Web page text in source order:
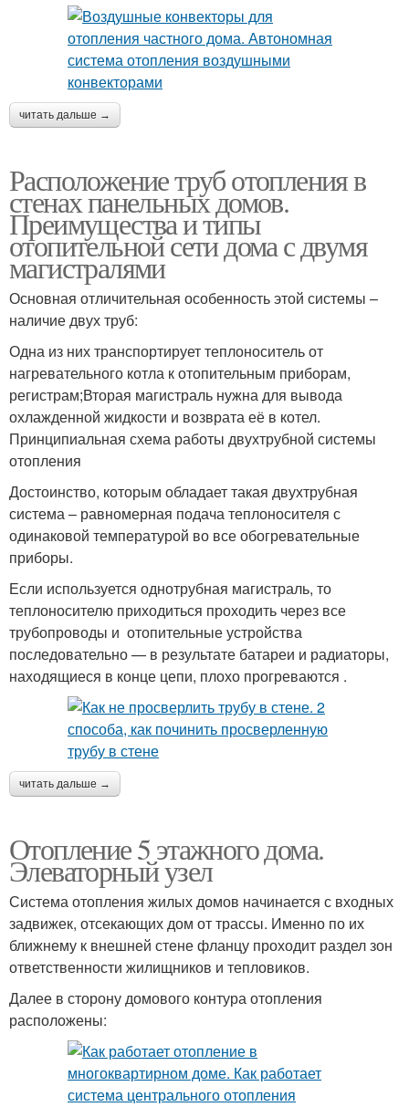
читать дальше →
Расположение труб отопления в
стенах панельных домов.
Преимущества и типы
отопительной сети дома с двумя
магистралями
Основная отличительная особенность этой системы –
наличие двух труб:
Одна из них транспортирует теплоноситель от
нагревательного котла к отопительным приборам,
регистрам;Вторая магистраль нужна для вывода
охлажденной жидкости и возврата её в котел.
Принципиальная схема работы двухтрубной системы
отопления
Достоинство, которым обладает такая двухтрубная
система – равномерная подача теплоносителя с
одинаковой температурой во все обогревательные
приборы.
Если используется однотрубная магистраль, то
теплоносителю приходиться проходить через все
трубопроводы и отопительные устройства
последовательно — в результате батареи и радиаторы,
находящиеся в конце цепи, плохо прогреваются .
читать дальше →
Отопление 5 этажного дома.
Элеваторный узел
Система отопления жилых домов начинается с входных
задвижек, отсекающих дом от трассы. Именно по их
ближнему к внешней стене фланцу проходит раздел зон
ответственности жилищников и тепловиков.
Далее в сторону домового контура отопления
расположены: